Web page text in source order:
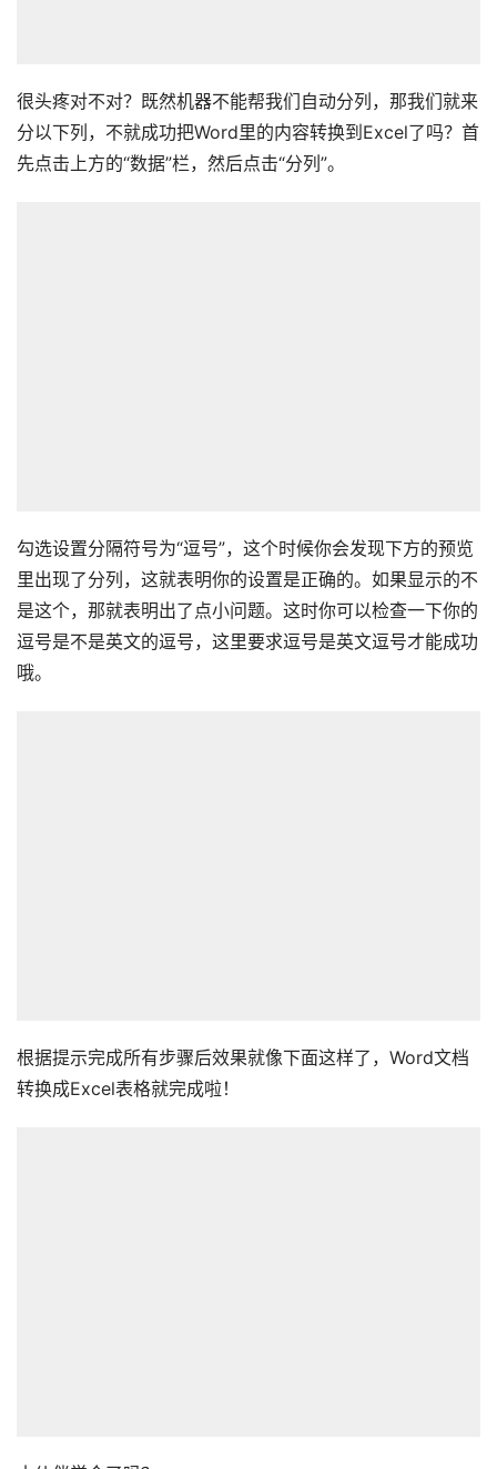
很头疼对不对？既然机器不能帮我们自动分列，那我们就来
分以下列，不就成功把Word里的内容转换到Excel了吗？首
先点击上方的“数据”栏，然后点击“分列”。
勾选设置分隔符号为“逗号”，这个时候你会发现下方的预览
里出现了分列，这就表明你的设置是正确的。如果显示的不
是这个，那就表明出了点小问题。这时你可以检查一下你的
逗号是不是英文的逗号，这里要求逗号是英文逗号才能成功
哦。
根据提示完成所有步骤后效果就像下面这样了，Word文档
转换成Excel表格就完成啦！